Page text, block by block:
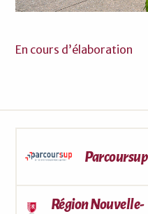
En cours d’élaboration
Parcoursup
Région Nouvelle-